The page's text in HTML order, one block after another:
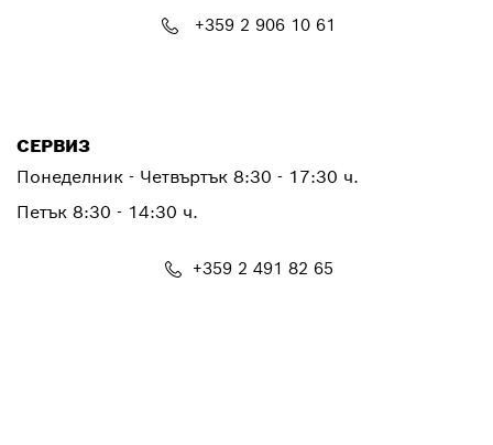
+359 2 906 10 61
СЕРВИЗ
Понеделник - Четвъртък 8:30 - 17:30 ч.
Петък 8:30 - 14:30 ч.
+359 2 491 82 65